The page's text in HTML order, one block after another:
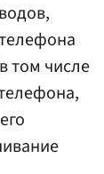
том числе